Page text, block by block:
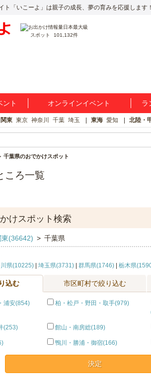
ト「いこーよ」は親子の成長、夢の育みを応援します！
スポット 101,132件
ント オンラインイベント ラ
関東 東京 神奈川 千葉 埼玉 東海 愛知 北陸・
千葉県のおでかけスポット
ころ一覧
けスポット検索
東(36642) > 千葉県
県(10225)| 埼玉県(3731)| 群馬県(1746)| 栃木県
込む 市区町村で絞り込む
浦安(854) 柏・松戸・野田・取手(979)
(253) 館山・南房総(189)
鴨川・勝浦・御宿(166)
決定